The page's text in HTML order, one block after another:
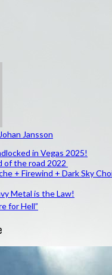
Johan Jansson
in Vegas 2025!
of the road 2022
+ Firewind + Dark Sky
Metal is the Law!
for Hell”